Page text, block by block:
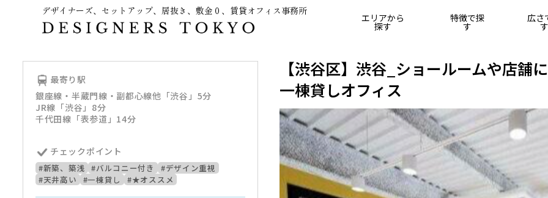
デザイナーズ、セットアップ、居抜き、敷金０、賃貸オフィス事務所
エリアから
探す
特徴で探
す
広さ
す
【渋谷区】渋谷_ショールームや店舗
一棟貸しオフィス
最寄り駅
銀座線・半蔵門線・副都心線他「渋谷」5分
JR線「渋谷」8分
千代田線「表参道」14分
チェックポイント
#新築、築浅 #バルコニー付き
#デザイン重視
#天井高い
#一棟貸し #★オススメ